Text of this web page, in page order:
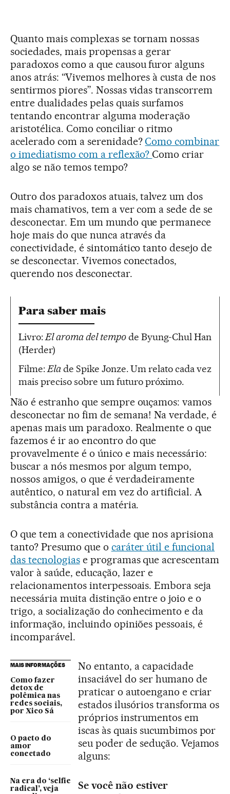
Quanto mais complexas se tornam nossas
sociedades, mais propensas a gerar
paradoxos como a que causou furor alguns
anos atrás: “Vivemos melhores à custa de nos
sentirmos piores”. Nossas vidas transcorrem
entre dualidades pelas quais surfamos
tentando encontrar alguma moderação
aristotélica. Como conciliar o ritmo
acelerado com a serenidade?Como combinar
o imediatismo com a reflexão? Como criar
algo se não temos tempo?
Outro dos paradoxos atuais, talvez um dos
mais chamativos, tem a ver com a sede de se
desconectar. Em um mundo que permanece
hoje mais do que nunca através da
conectividade, é sintomático tanto desejo de
se desconectar. Vivemos conectados,
querendo nos desconectar.
Para saber mais
Livro:El aroma del tempode Byung-Chul Han
(Herder)
Filme:Elade Spike Jonze. Um relato cada vez
mais preciso sobre um futuro próximo.
Não é estranho que sempre ouçamos: vamos
desconectar no fim de semana! Na verdade, é
apenas mais um paradoxo. Realmente o que
fazemos é ir ao encontro do que
provavelmente é o único e mais necessário:
buscar a nós mesmos por algum tempo,
nossos amigos, o que é verdadeiramente
autêntico, o natural em vez do artificial. A
substância contra a matéria.
O que tem a conectividade que nos aprisiona
tanto? Presumo que o caráter útil e funcional
das tecnologiase programas que acrescentam
valor à saúde, educação, lazer e
relacionamentos interpessoais. Embora seja
necessária muita distinção entre o joio e o
trigo, a socialização do conhecimento e da
informação, incluindo opiniões pessoais, é
incomparável.
MAIS INFORMAÇÕES
Como fazer
detox de
polêmica nas
redes sociais,
por Xico Sá
O pacto do
amor
conectado
Na era do ‘selfie
radical’, veja
No entanto, a capacidade
insaciável do ser humano de
praticar o autoengano e criar
estados ilusórios transforma os
próprios instrumentos em
iscas às quais sucumbimos por
seu poder de sedução. Vejamos
alguns:
Se você não estiver